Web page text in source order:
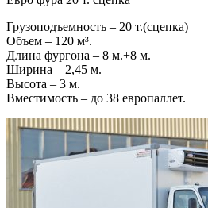
Грузоподъемность – 20 т.(сцепка)
Объем – 120 м³.
Длина фургона – 8 м.+8 м.
Ширина – 2,45 м.
Высота – 3 м.
Вместимость – до 38 европаллет.